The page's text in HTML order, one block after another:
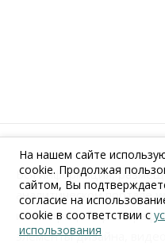
Вся информация,
аналитическом портале
иллюстрации,
элементы дизайна,
На нашем сайте
cookie. Продолжая
сайтом, Вы
согласие на
cookie в соответствии с
использования